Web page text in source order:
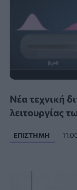
Νέα τεχνική
λειτουργίας
ΕΠΙΣΤΉΜΗ